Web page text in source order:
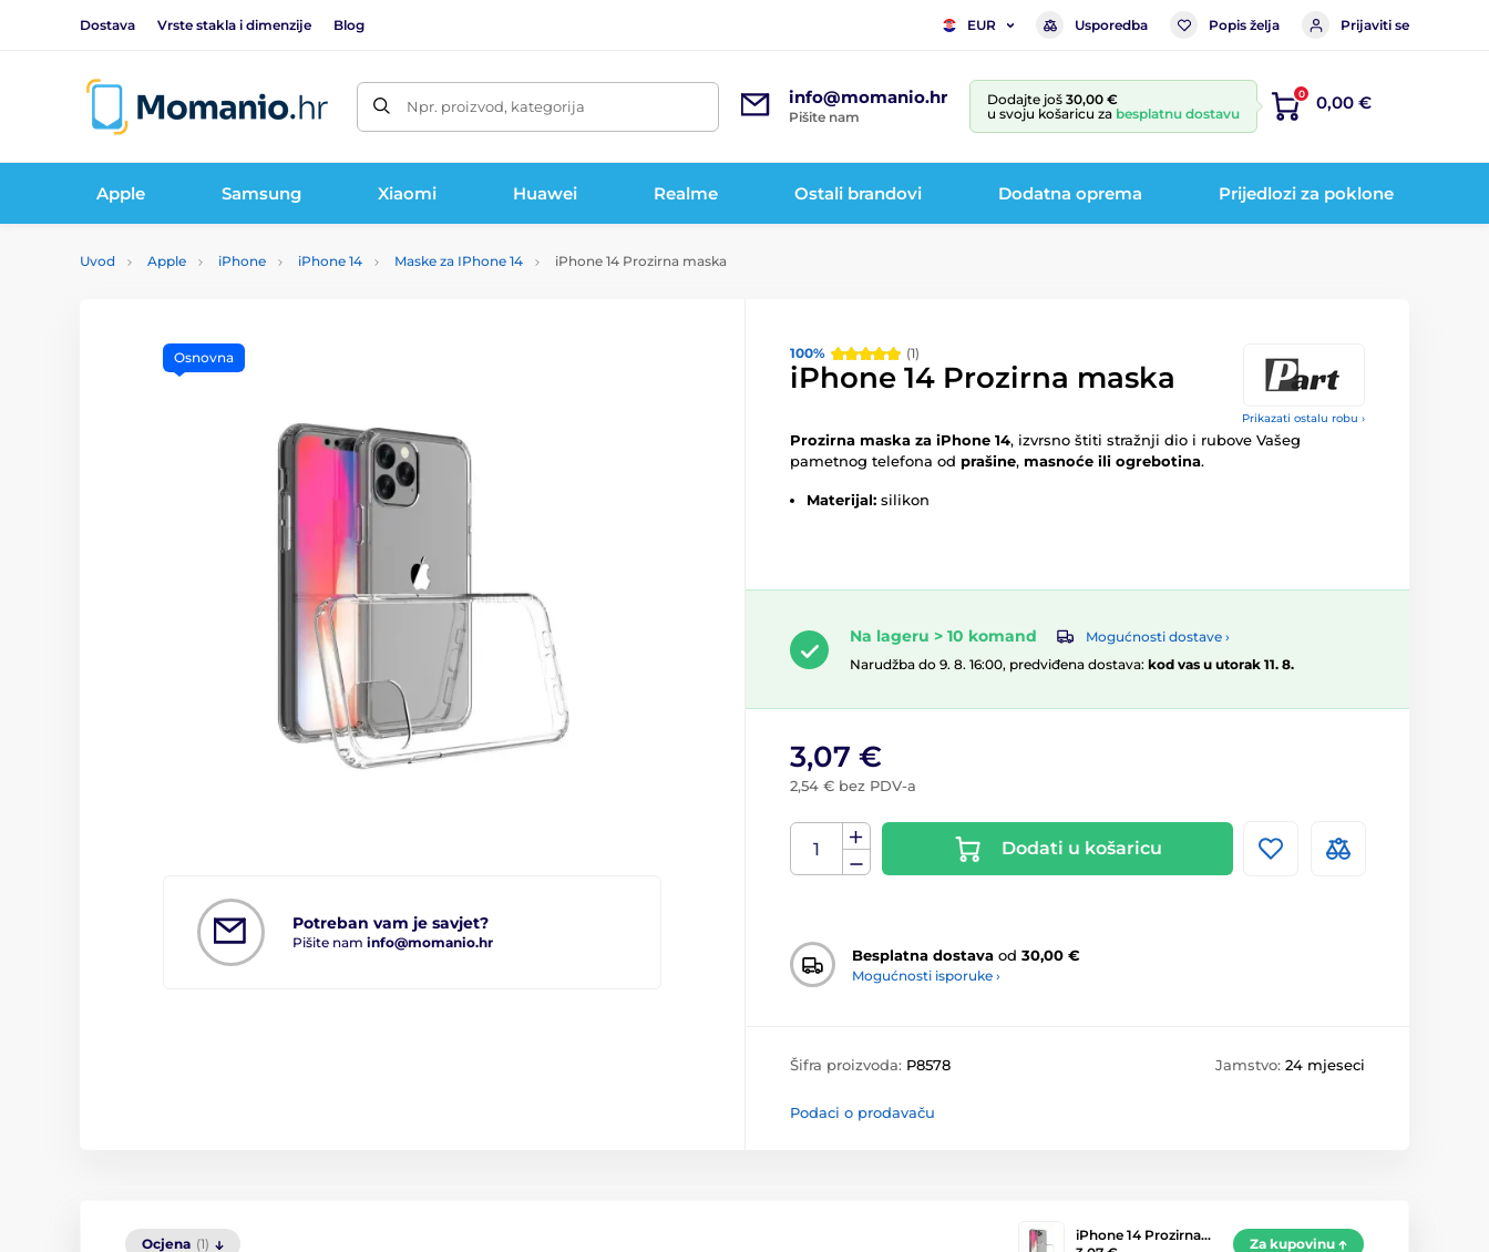
Dostava Vrste stakla i dimenzije Blog EUR Usporedba Popis želja Prijaviti se
Npr. proizvod, kategorija info@momanio.hr
Pišite nam
Dodajte još 30,00 €
u svoju košaricu za besplatnu dostavu
0 0,00 €
Apple Samsung Xiaomi Huawei Realme Ostali brandovi Dodatna oprema Prijedlozi za poklone
Uvod Apple iPhone iPhone 14 Maske za IPhone 14 iPhone 14 Prozirna maska
100% (1)
Prikazati ostalu robu ›
Potreban vam je savjet?
Pišite nam info@momanio.hr
Osnovna
iPhone 14 Prozirna maska
Prozirna maska za iPhone 14, izvrsno štiti stražnji dio i rubove Vašeg
pametnog telefona od prašine, masnoće ili ogrebotina.
Materijal: silikon
Na lageru > 10 komand
Mogućnosti dostave ›
Narudžba do 9. 8. 16:00, predviđena dostava: kod vas u utorak 11. 8.
3,07 €
2,54 € bez PDV-a
Dodati u košaricu
Besplatna dostava od 30,00 €
Mogućnosti isporuke ›
Šifra proizvoda: P8578 Jamstvo: 24 mjeseci
Podaci o prodavaču
Ocjena (1)
iPhone 14 Prozirna…
Za kupovinu